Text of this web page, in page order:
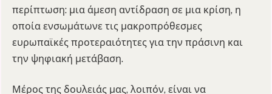
περίπτωση: μια άμεση αντίδραση σε μια κρίση, η
οποία ενσωμάτωνε τις μακροπρόθεσμες
ευρωπαϊκές προτεραιότητες για την πράσινη και
την ψηφιακή μετάβαση.
Μέρος της δουλειάς μας, λοιπόν, είναι να